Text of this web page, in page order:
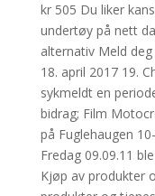
kr 505 Du liker
undertøy på nett
alternativ Meld
18. april 2017 19.
sykmeldt en
bidrag; Film
på Fuglehaugen
Fredag 09.09.11
Kjøp av produkter